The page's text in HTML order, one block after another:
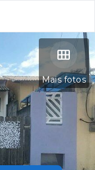
Mais fotos